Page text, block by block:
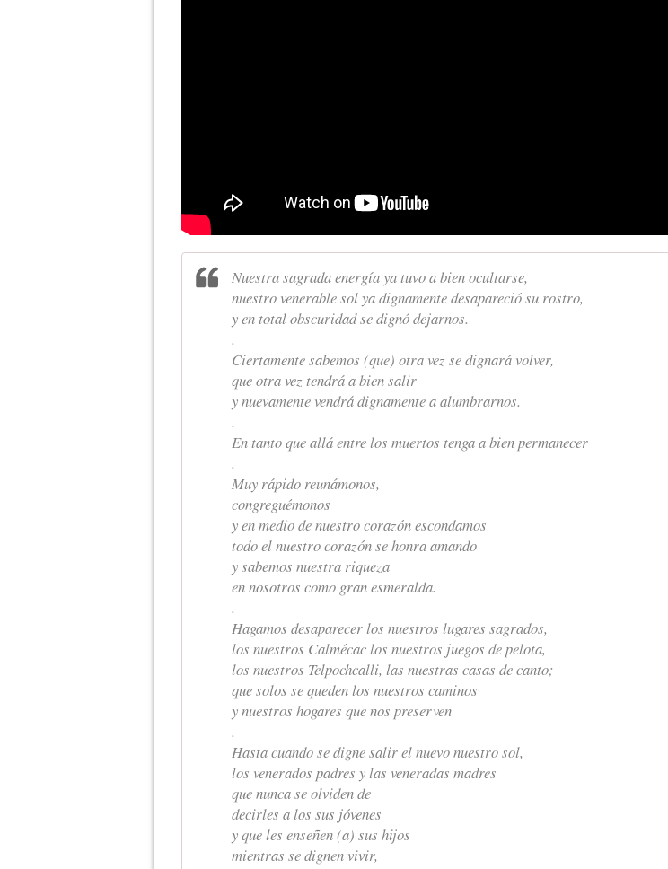
Nuestra sagrada energía ya tuvo a bien ocultarse,
nuestro venerable sol ya dignamente desapareció su rostro,
y en total obscuridad se dignó dejarnos.
.
Ciertamente sabemos (que) otra vez se dignará volver,
que otra vez tendrá a bien salir
y nuevamente vendrá dignamente a alumbrarnos.
.
En tanto que allá entre los muertos tenga a bien permanecer
.
Muy rápido reunámonos,
congreguémonos
y en medio de nuestro corazón escondamos
todo el nuestro corazón se honra amando
y sabemos nuestra riqueza
en nosotros como gran esmeralda.
.
Hagamos desaparecer los nuestros lugares sagrados,
los nuestros Calmécac los nuestros juegos de pelota,
los nuestros Telpochcalli, las nuestras casas de canto;
que solos se queden los nuestros caminos
y nuestros hogares que nos preserven
.
Hasta cuando se digne salir el nuevo nuestro sol,
los venerados padres y las veneradas madres
que nunca se olviden de
decirles a los sus jóvenes
y que les enseñen (a) sus hijos
mientras se dignen vivir,